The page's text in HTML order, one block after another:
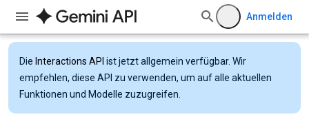
Anmelden
Die Interactions API ist jetzt allgemein verfügbar. Wir
empfehlen, diese API zu verwenden, um auf alle aktuellen
Funktionen und Modelle zuzugreifen.